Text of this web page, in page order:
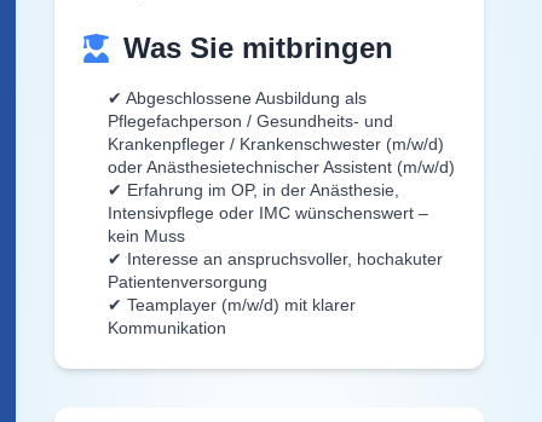
Was Sie mitbringen
✔ Abgeschlossene Ausbildung als
Pflegefachperson / Gesundheits- und
Krankenpfleger / Krankenschwester (m/w/d)
oder Anästhesietechnischer Assistent (m/w/d)
✔ Erfahrung im OP, in der Anästhesie,
Intensivpflege oder IMC wünschenswert –
kein Muss
✔ Interesse an anspruchsvoller, hochakuter
Patientenversorgung
✔ Teamplayer (m/w/d) mit klarer
Kommunikation